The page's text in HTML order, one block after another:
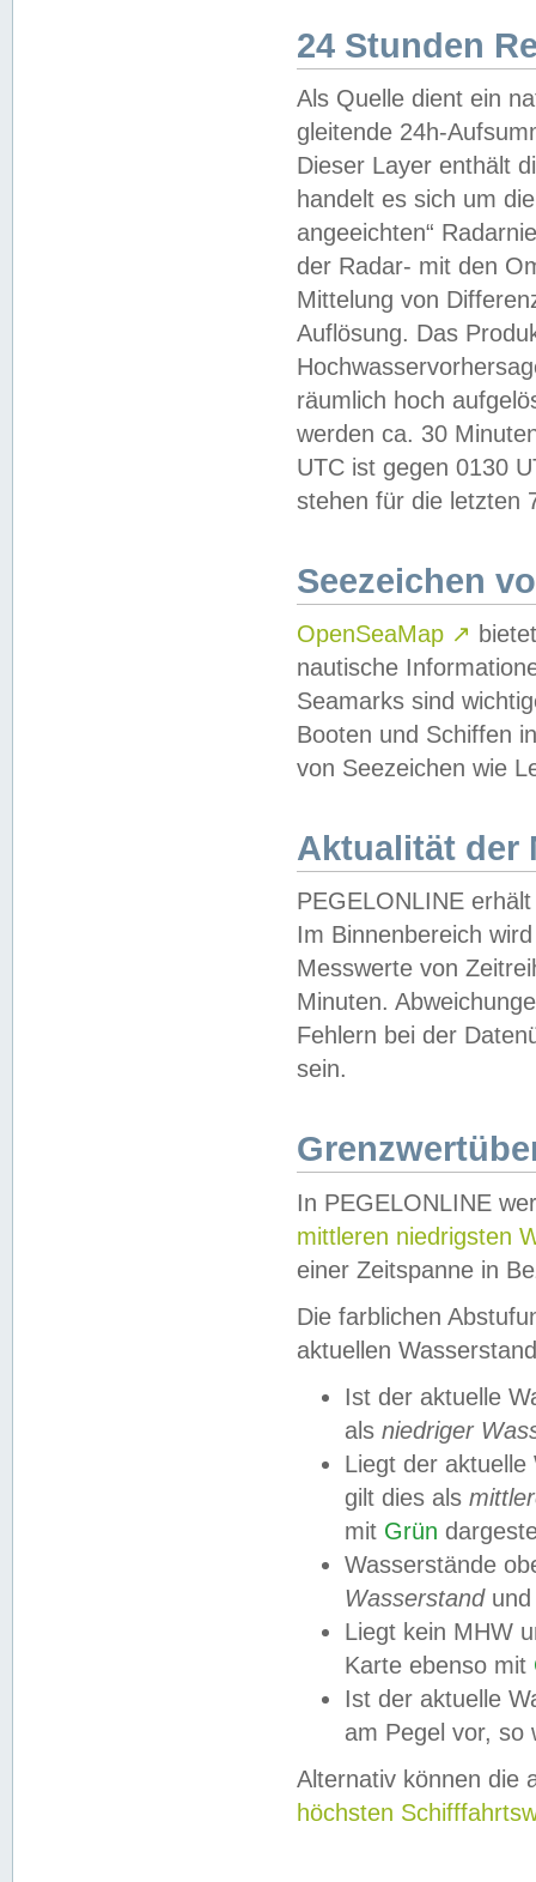
24 Stunden
Als Quelle dient ein
gleitende 24h-
Dieser Layer enthält
handelt es sich um
angeeichten“
der Radar- mit den
Mittelung von
Auflösung. Das
räumlich hoch
werden ca. 30
UTC ist gegen 0130
stehen für die letzten
Seezeichen
OpenSeaMap ↗
nautische
Seamarks sind
Booten und Schiffen
von Seezeichen wie
Aktualität der
PEGELONLINE
Im Binnenbereich
Messwerte von
Minuten.
Fehlern bei der
sein.
In PEGELONLINE
mittleren niedrigsten
einer Zeitspanne in
Die farblichen
aktuellen
Ist der aktuelle
als niedriger
Liegt der
gilt dies als
mit Grün
Wasserstände
Wasserstandund
Liegt kein MHW
Karte ebenso mit
Ist der aktuelle
am Pegel vor,
Alternativ können die
höchsten